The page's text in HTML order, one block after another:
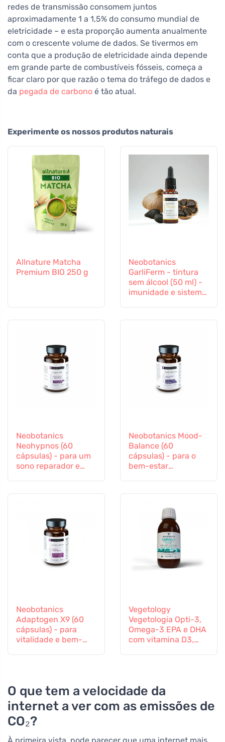
redes de transmissão consomem juntos
aproximadamente 1 a 1,5% do consumo mundial de
eletricidade – e esta proporção aumenta anualmente
com o crescente volume de dados. Se tivermos em
conta que a produção de eletricidade ainda depende
em grande parte de combustíveis fósseis, começa a
ficar claro por que razão o tema do tráfego de dados e
da pegada de carbono é tão atual.
Experimente os nossos produtos naturais
Allnature Matcha
Premium BIO 250 g
Neobotanics
GarliFerm - tintura
sem álcool (50 ml) -
imunidade e sistema
Neobotanics
Neohypnos (60
cápsulas) - para um
sono reparador e
Neobotanics Mood-
Balance (60
cápsulas) - para o
bem-estar
Neobotanics
Adaptogen X9 (60
cápsulas) - para
vitalidade e bem-
Vegetology
Vegetologia Opti-3,
Omega-3 EPA e DHA
com vitamina D3,
O que tem a velocidade da
internet a ver com as emissões de
CO₂?